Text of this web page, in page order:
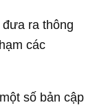
ra thông
các
số bản cập